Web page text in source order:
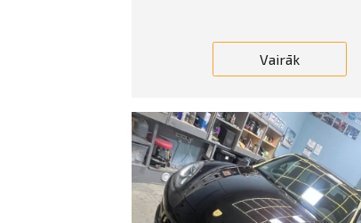
Vairāk